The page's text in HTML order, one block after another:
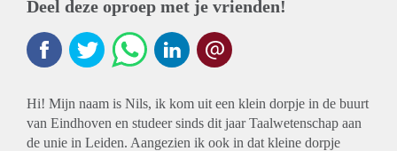
Deel deze oproep met je vrienden!
Hi! Mijn naam is Nils, ik kom uit een klein dorpje in de buurt
van Eindhoven en studeer sinds dit jaar Taalwetenschap aan
de unie in Leiden. Aangezien ik ook in dat kleine dorpje